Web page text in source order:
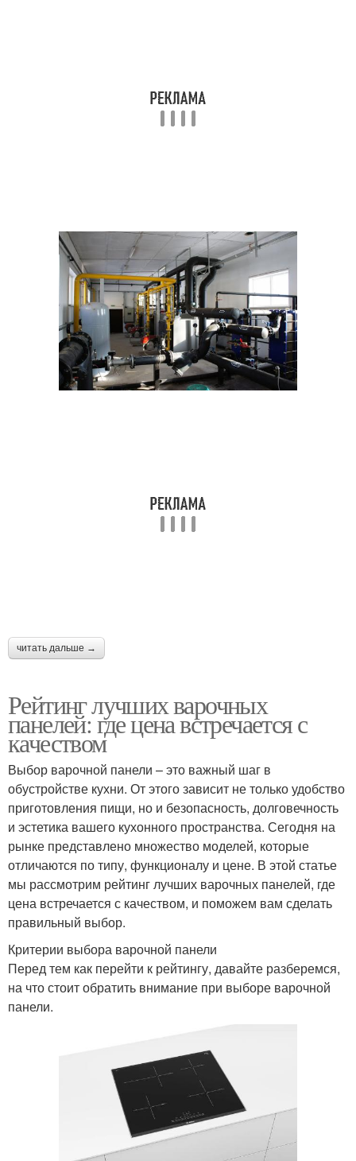
читать дальше →
Рейтинг лучших варочных
панелей: где цена встречается с
качеством
Выбор варочной панели – это важный шаг в
обустройстве кухни. От этого зависит не только удобство
приготовления пищи, но и безопасность, долговечность
и эстетика вашего кухонного пространства. Сегодня на
рынке представлено множество моделей, которые
отличаются по типу, функционалу и цене. В этой статье
мы рассмотрим рейтинг лучших варочных панелей, где
цена встречается с качеством, и поможем вам сделать
правильный выбор.
Критерии выбора варочной панели
Перед тем как перейти к рейтингу, давайте разберемся,
на что стоит обратить внимание при выборе варочной
панели.